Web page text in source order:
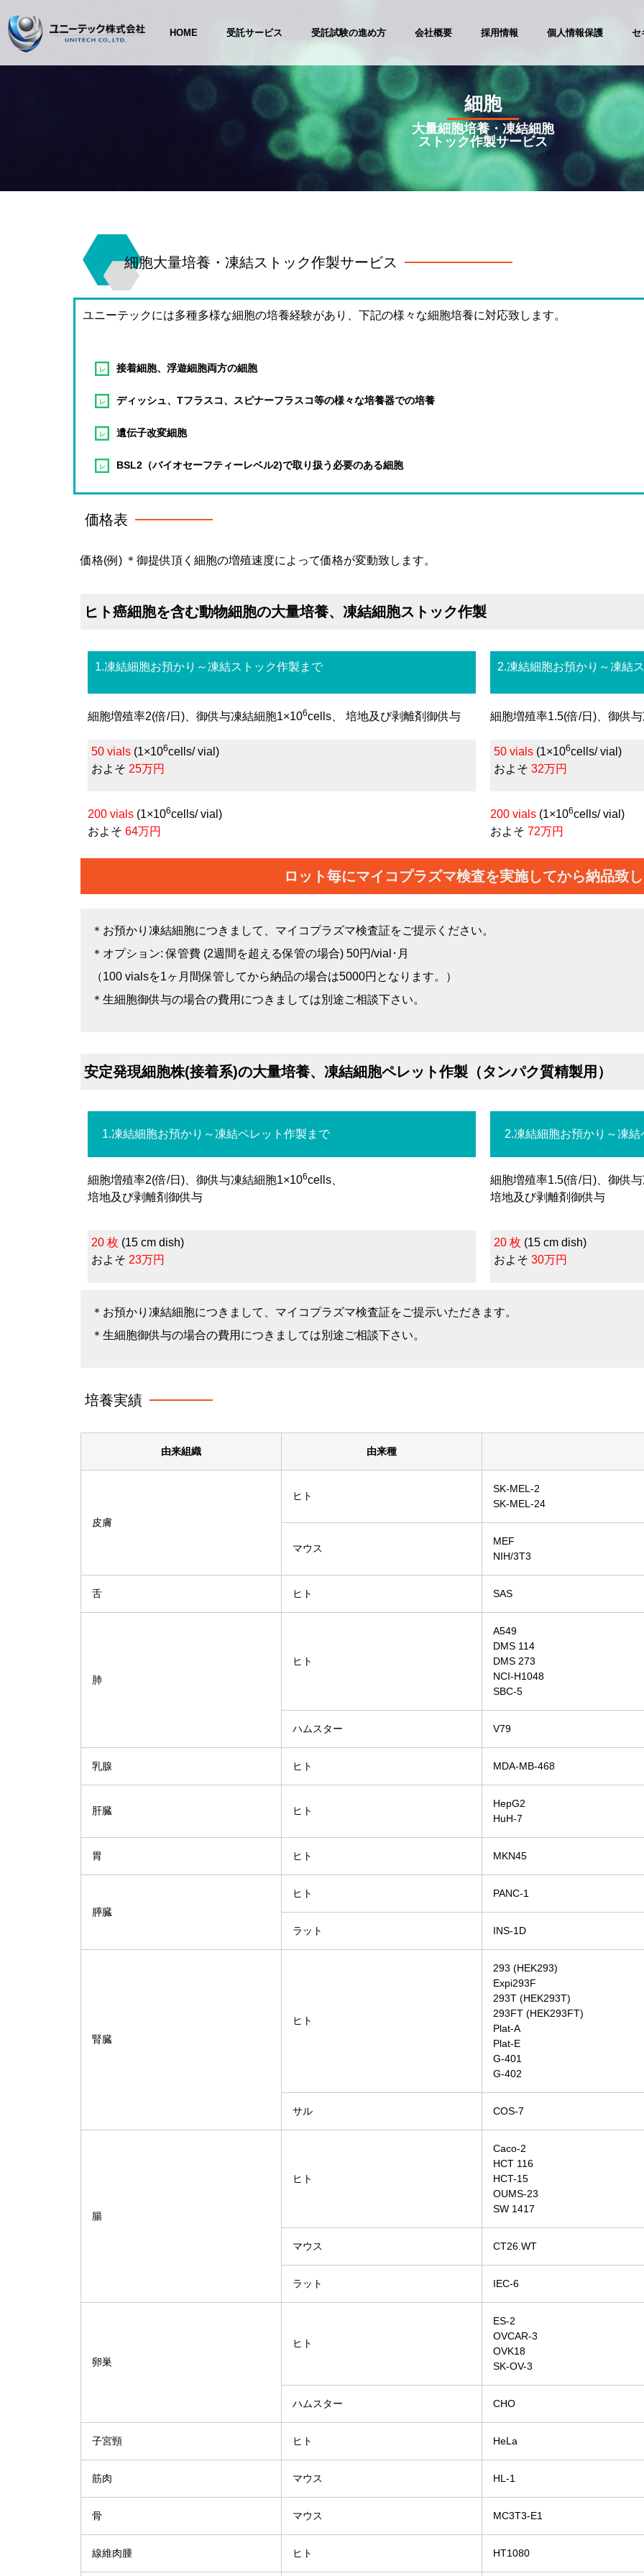
HOME 受託サービス 受託試験の進め方 会社概要 採用情報 個人情報保護 セ
細胞
大量細胞培養・凍結細胞
ストック作製サービス
細胞大量培養・凍結ストック作製サービス
ユニーテックには多種多様な細胞の培養経験があり、下記の様々な細胞培養に対応致します。
接着細胞、浮遊細胞両方の細胞
ディッシュ、Tフラスコ、スピナーフラスコ等の様々な培養器での培養
遺伝子改変細胞
BSL2（バイオセーフティーレベル2)で取り扱う必要のある細胞
価格表
価格(例) ＊御提供頂く細胞の増殖速度によって価格が変動致します。
ヒト癌細胞を含む動物細胞の大量培養、凍結細胞ストック作製
1.凍結細胞お預かり～凍結ストック作製まで
細胞増殖率2(倍/日)、御供与凍結細胞1×106cells、 培地及び剥離剤御供与
50 vials (1×106cells/ vial)
およそ 25万円
200 vials (1×106cells/ vial)
およそ 64万円
2.凍結細胞お預かり～凍結
細胞増殖率1.5(倍/日)、御供
50 vials (1×106cells/ vial)
およそ 32万円
200 vials (1×106cells/ vial)
およそ 72万円
ロット毎にマイコプラズマ検査を実施してから納品致
＊お預かり凍結細胞につきまして、マイコプラズマ検査証をご提示ください。
＊オプション: 保管費 (2週間を超える保管の場合) 50円/vial･月
（100 vialsを1ヶ月間保管してから納品の場合は5000円となります。）
＊生細胞御供与の場合の費用につきましては別途ご相談下さい。
安定発現細胞株(接着系)の大量培養、凍結細胞ペレット作製（タンパク質精製用）
1.凍結細胞お預かり～凍結ペレット作製まで
細胞増殖率2(倍/日)、御供与凍結細胞1×106cells、
培地及び剥離剤御供与
20 枚 (15 cm dish)
およそ 23万円
2.凍結細胞お預かり～凍
細胞増殖率1.5(倍/日)、御供
培地及び剥離剤御供与
20 枚 (15 cm dish)
およそ 30万円
＊お預かり凍結細胞につきまして、マイコプラズマ検査証をご提示いただきます。
＊生細胞御供与の場合の費用につきましては別途ご相談下さい。
培養実績
由来組織 由来種
皮膚
ヒト
SK-MEL-2
SK-MEL-24
マウス
MEF
NIH/3T3
舌 ヒト SAS
肺
ヒト
A549
DMS 114
DMS 273
NCI-H1048
SBC-5
ハムスター V79
乳腺 ヒト MDA-MB-468
肝臓 ヒト
HepG2
HuH-7
胃 ヒト MKN45
膵臓
ヒト PANC-1
ラット INS-1D
腎臓
ヒト
293 (HEK293)
Expi293F
293T (HEK293T)
293FT (HEK293FT)
Plat-A
Plat-E
G-401
G-402
サル COS-7
腸
ヒト
Caco-2
HCT 116
HCT-15
OUMS-23
SW 1417
マウス CT26.WT
ラット IEC-6
卵巣
ヒト
ES-2
OVCAR-3
OVK18
SK-OV-3
ハムスター CHO
子宮頸 ヒト HeLa
筋肉 マウス HL-1
骨 マウス MC3T3-E1
線維肉腫 ヒト HT1080